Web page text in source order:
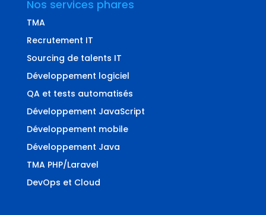
Nos services phares
TMA
Recrutement IT
Sourcing de talents IT
Développement logiciel
QA et tests automatisés
Développement JavaScript
Développement mobile
Développement Java
TMA PHP/Laravel
DevOps et Cloud